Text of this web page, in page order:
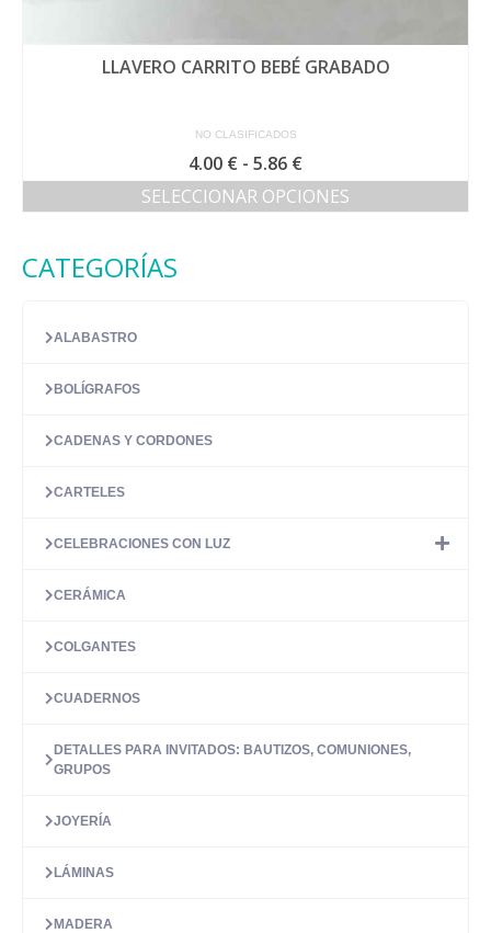
LLAVERO CARRITO BEBÉ GRABADO
NO CLASIFICADOS
4.00 € - 5.86 €Rango
de
precios:
SELECCIONAR OPCIONES
CATEGORÍAS
ALABASTRO
BOLÍGRAFOS
CADENAS Y CORDONES
CARTELES
CELEBRACIONES CON LUZ
CERÁMICA
COLGANTES
CUADERNOS
DETALLES PARA INVITADOS: BAUTIZOS, COMUNIONES,
GRUPOS
JOYERÍA
LÁMINAS
MADERA